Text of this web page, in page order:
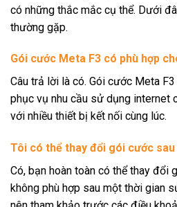
có những thắc mắc cụ thể. Dưới
thường gặp.
Gói cước Meta F3 có phù hợp
Câu trả lời là có. Gói cước Meta
phục vụ nhu cầu sử dụng internet
với nhiều thiết bị kết nối cùng lúc.
Tôi có thể thay đổi gói cước
Có, bạn hoàn toàn có thể thay đổi
không phù hợp sau một thời gian